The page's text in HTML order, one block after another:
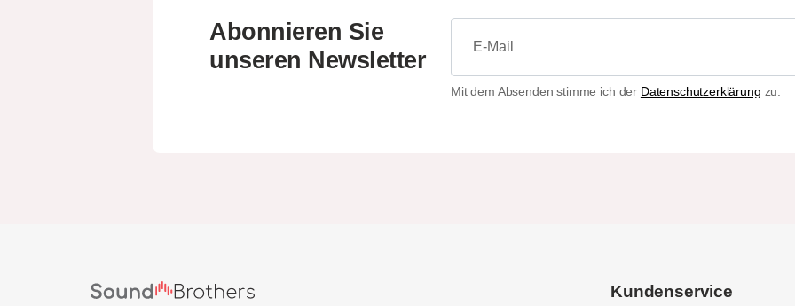
Abonnieren Sie
unseren Newsletter
Mit dem Absenden stimme ich der Datenschutzerklärung zu.
Kundenservice